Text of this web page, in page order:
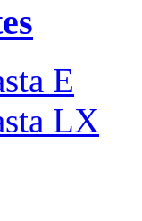
E
LX